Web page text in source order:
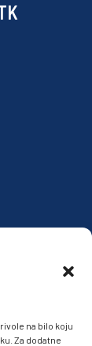
na bilo koju
Za dodatne